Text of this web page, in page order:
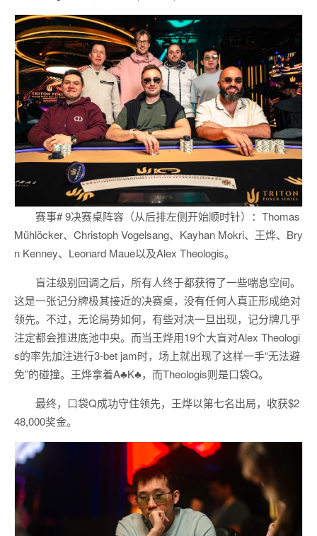
赛事# 9决赛桌阵容（从后排左侧开始顺时针）：Thomas
Mühlöcker、Christoph Vogelsang、Kayhan Mokri、王烨、Bry
n Kenney、Leonard Maue以及Alex Theologis。
盲注级别回调之后，所有人终于都获得了一些喘息空间。
这是一张记分牌极其接近的决赛桌，没有任何人真正形成绝对
领先。不过，无论局势如何，有些对决一旦出现，记分牌几乎
注定都会推进底池中央。而当王烨用19个大盲对Alex Theologi
s的率先加注进行3-bet jam时，场上就出现了这样一手“无法避
免”的碰撞。王烨拿着A♣K♣，而Theologis则是口袋Q。
最终，口袋Q成功守住领先，王烨以第七名出局，收获$2
48,000奖金。